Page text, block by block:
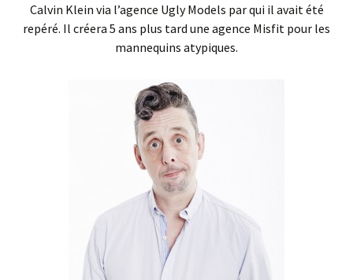
Calvin Klein via l’agence Ugly Models par qui il avait été
repéré. Il créera 5 ans plus tard une agence Misfit pour les
mannequins atypiques.